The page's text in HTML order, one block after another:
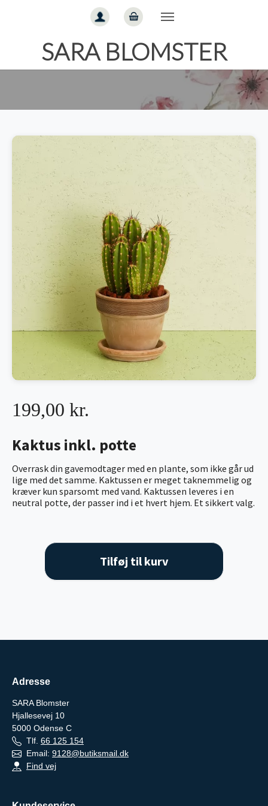
SARA BLOMSTER
Kaktus inkl. potte
Overrask din gavemodtager med en plante, som ikke går ud
lige med det samme. Kaktussen er meget taknemmelig og
kræver kun sparsomt med vand. Kaktussen leveres i en
neutral potte, der passer ind i et hvert hjem. Et sikkert valg.
199,00 kr.
Tilføj til kurv
Adresse
SARA Blomster
Hjallesevej 10
5000 Odense C
Tlf. 66 125 154
Email: 9128@butiksmail.dk
Find vej